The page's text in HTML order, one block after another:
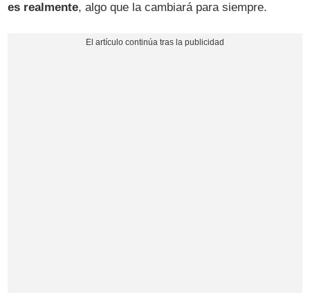
es realmente, algo que la cambiará para siempre.